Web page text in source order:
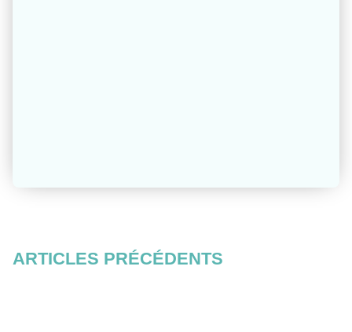
ARTICLES PRÉCÉDENTS